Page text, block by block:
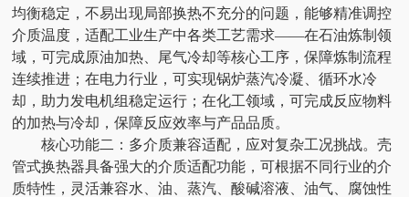
均衡稳定，不易出现局部换热不充分的问题，能够精准调控
介质温度，适配工业生产中各类工艺需求——在石油炼制领
域，可完成原油加热、尾气冷却等核心工序，保障炼制流程
连续推进；在电力行业，可实现锅炉蒸汽冷凝、循环水冷
却，助力发电机组稳定运行；在化工领域，可完成反应物料
的加热与冷却，保障反应效率与产品品质。
核心功能二：多介质兼容适配，应对复杂工况挑战。壳
管式换热器具备强大的介质适配功能，可根据不同行业的介
质特性，灵活兼容水、油、蒸汽、酸碱溶液、油气、腐蚀性